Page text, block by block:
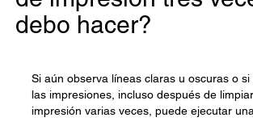
debo hacer?
Si aún observa líneas claras u oscuras o
las impresiones, incluso después de
impresión varias veces, puede ejecutar